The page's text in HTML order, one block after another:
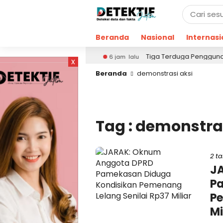
Beranda Nasional
x
DBHCHT 6 jam lalu
Tiga Terduga Pengguna
Beranda
demonstrasi aksi
Tag :
2